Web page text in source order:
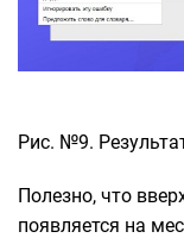
Рис. №9.
Полезно, что
появляется на